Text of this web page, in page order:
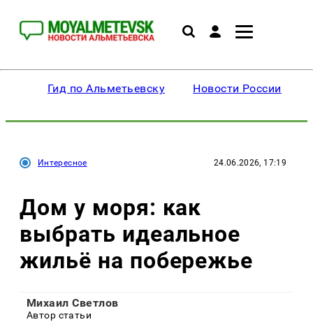
Гид по Альметьевску Новости России
Интересное 24.06.2026, 17:19
Дом у моря: как
выбрать идеальное
жильё на побережье
Михаил Светлов
Автор статьи